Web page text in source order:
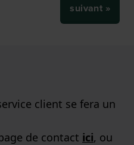
suivant »
client se fera un
de contact ici, ou